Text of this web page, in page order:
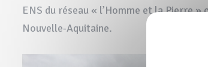
ENS du réseau « l’Homme et la Pierre
Nouvelle-Aquitaine.